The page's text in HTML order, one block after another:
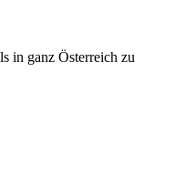
in ganz Österreich zu